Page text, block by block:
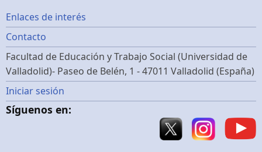
Footer
menu
Enlaces de interés
Contacto
Facultad de Educación y Trabajo Social (Universidad de
Valladolid)- Paseo de Belén, 1 - 47011 Valladolid (España)
Menú
de
Iniciar sesión
Síguenos en: